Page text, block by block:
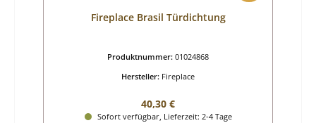
Fireplace Brasil Türdichtung
Produktnummer: 01024868
Hersteller: Fireplace
Regulärer Preis:
40,30 €
Sofort verfügbar, Lieferzeit: 2-4 Tage